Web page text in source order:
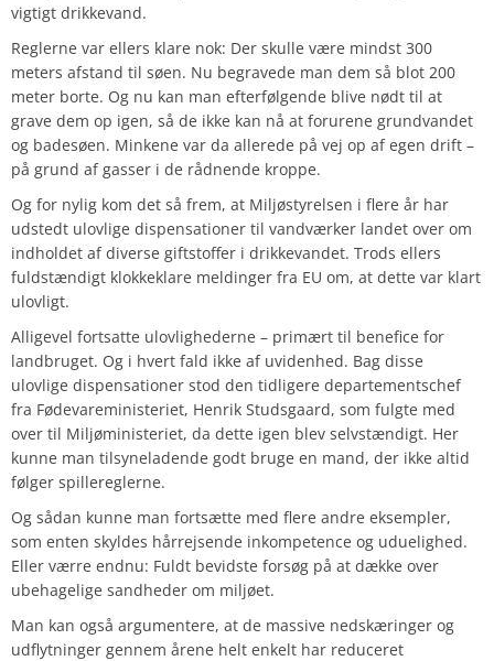
vigtigt drikkevand.
Reglerne var ellers klare nok: Der skulle være mindst 300
meters afstand til søen. Nu begravede man dem så blot 200
meter borte. Og nu kan man efterfølgende blive nødt til at
grave dem op igen, så de ikke kan nå at forurene grundvandet
og badesøen. Minkene var da allerede på vej op af egen drift –
på grund af gasser i de rådnende kroppe.
Og for nylig kom det så frem, at Miljøstyrelsen i flere år har
udstedt ulovlige dispensationer til vandværker landet over om
indholdet af diverse giftstoffer i drikkevandet. Trods ellers
fuldstændigt klokkeklare meldinger fra EU om, at dette var klart
ulovligt.
Alligevel fortsatte ulovlighederne – primært til benefice for
landbruget. Og i hvert fald ikke af uvidenhed. Bag disse
ulovlige dispensationer stod den tidligere departementschef
fra Fødevareministeriet, Henrik Studsgaard, som fulgte med
over til Miljøministeriet, da dette igen blev selvstændigt. Her
kunne man tilsyneladende godt bruge en mand, der ikke altid
følger spillereglerne.
Og sådan kunne man fortsætte med flere andre eksempler,
som enten skyldes hårrejsende inkompetence og uduelighed.
Eller værre endnu: Fuldt bevidste forsøg på at dække over
ubehagelige sandheder om miljøet.
Man kan også argumentere, at de massive nedskæringer og
udflytninger gennem årene helt enkelt har reduceret